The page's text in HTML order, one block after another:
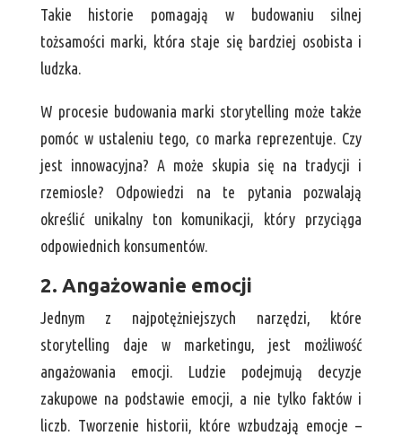
Takie historie pomagają w budowaniu silnej
tożsamości marki, która staje się bardziej osobista i
ludzka.
W procesie budowania marki storytelling może także
pomóc w ustaleniu tego, co marka reprezentuje. Czy
jest innowacyjna? A może skupia się na tradycji i
rzemiosle? Odpowiedzi na te pytania pozwalają
określić unikalny ton komunikacji, który przyciąga
odpowiednich konsumentów.
2. Angażowanie emocji
Jednym z najpotężniejszych narzędzi, które
storytelling daje w marketingu, jest możliwość
angażowania emocji. Ludzie podejmują decyzje
zakupowe na podstawie emocji, a nie tylko faktów i
liczb. Tworzenie historii, które wzbudzają emocje –